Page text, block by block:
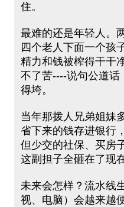
住。
最难的还是年轻人。
四个老人下面一个孩
精力和钱被榨得干干
不了苦----说句公道话
得垮。
当年那拨人兄弟姐妹
省下来的钱存进银行
但少交的社保、买房
这副担子全砸在了现
未来会怎样？流水线
视、电脑）会越来越